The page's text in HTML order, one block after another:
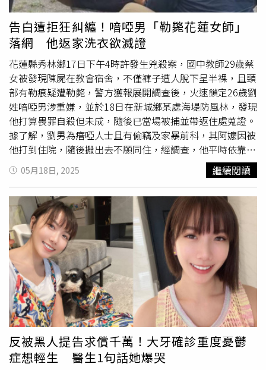
告白遭拒狂糾纏！喑啞男「勒斃花蓮女師」
落網 他返家洗衣欲滅證
花蓮縣秀林鄉17日下午4時許發生兇殺案，國中教師29歲蔡
女被發現陳屍在教會宿舍，不僅褲子遭人脫下呈半裸，且頸
部有勒痕疑遭勒斃，警方獲報展開調查後，火速鎖定26歲劉
姓喑啞男涉重嫌，並於18日在新城鄉某處海堤防風林，發現
他打算畏罪自殺但未成，隨後已當場被捕並帶返住處蒐證。
據了解，劉男為瘖啞人士且有偷竊及家暴前科，其阿嬤因被
他打到住院，隨後搬出去不願同住，經調查，他平時依靠政
府與慈善補助維生，並經常透過弱勢身分博取同情，進而要
LINE搭訕女性，自從蔡女加好友並拒絕告白後，劉男仍不
死心經常言語騷擾，直到被對方封鎖後，豈料他16日竟從鄉
召會後門侵入宿舍，接著闖入蔡女房間糾纏，甚至使用線狀
物勒斃對方致死。警方說明，劉男犯行後於17日凌晨返家，
結果突在清晨5時許洗衣服疑似想滅證，甚至還拒接警方來
電，事後他前往新城鄉一處海堤防風林，試圖輕生逃避罪
責，但因樹枝太細負荷不住其體重斷裂，最終自殺失敗，所
幸警方及時趕抵逮捕，後續已帶他回住處並搜索相關證據，
詳細情形仍待警方進一步調查釐清。
05月18日, 2025 繼續閱讀
反被黑人提告求償千萬！大牙確診重度憂鬱
症想輕生 醫生1句話她爆哭